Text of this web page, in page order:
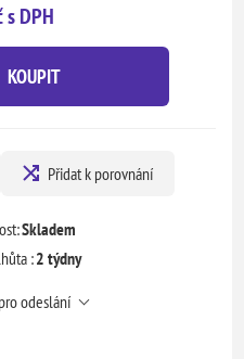
DPH
KOUPIT
Přidat k porovnání
Skladem
:2 týdny
odeslání